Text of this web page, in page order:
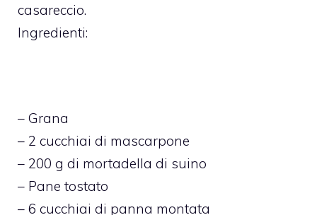
casareccio.
Ingredienti:
– Grana
– 2 cucchiai di mascarpone
– 200 g di mortadella di suino
– Pane tostato
– 6 cucchiai di panna montata